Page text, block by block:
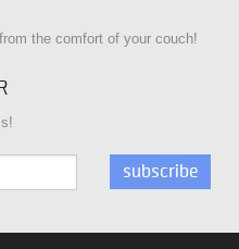
the comfort of your couch!
subscribe